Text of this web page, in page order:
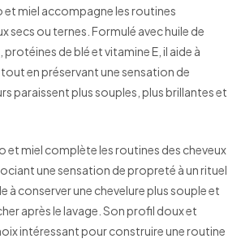
miel accompagne les routines
secs ou ternes. Formulé avec huile de
de blé et vitamine E, il aide à
en préservant une sensation de
paraissent plus souples, plus brillantes et
miel complète les routines des cheveux
une sensation de propreté à un rituel
à conserver une chevelure plus souple et
après le lavage. Son profil doux et
intéressant pour construire une routine